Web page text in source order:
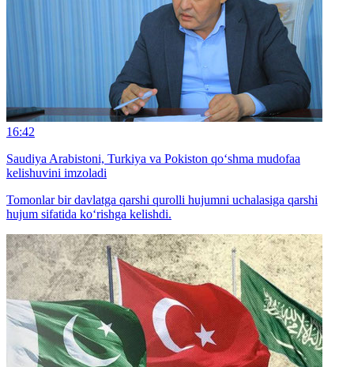
16:42
Saudiya Arabistoni, Turkiya va Pokiston qo‘shma mudofaa
kelishuvini imzoladi
Tomonlar bir davlatga qarshi qurolli hujumni uchalasiga qarshi
hujum sifatida ko‘rishga kelishdi.